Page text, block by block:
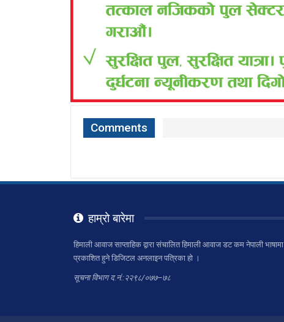
Comments
हाम्रो बारेमा
हिमाली आवाज साप्ताहिक द्वारा संचालित हिमाली आवाज डट कम नेपाली भाषामा
प्रकाशित हुने डिजिटल अनलाइन पत्रिका हो ।
सूचना विभाग द.नं.:२२९८/०७७–७८